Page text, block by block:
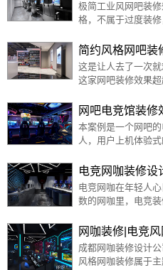
极简工业风网吧装
格，不属于过度装
简约风格网吧装
这是让人去了一次
这家网吧装修效果
网吧电竞馆装修
本案例是一个网吧
人，用户上机体验
电竞网咖装修设
电竞网咖在年轻人
数的网咖里，电竞
网咖装修|电竞
成都网咖装修设计
风格网咖装修属于